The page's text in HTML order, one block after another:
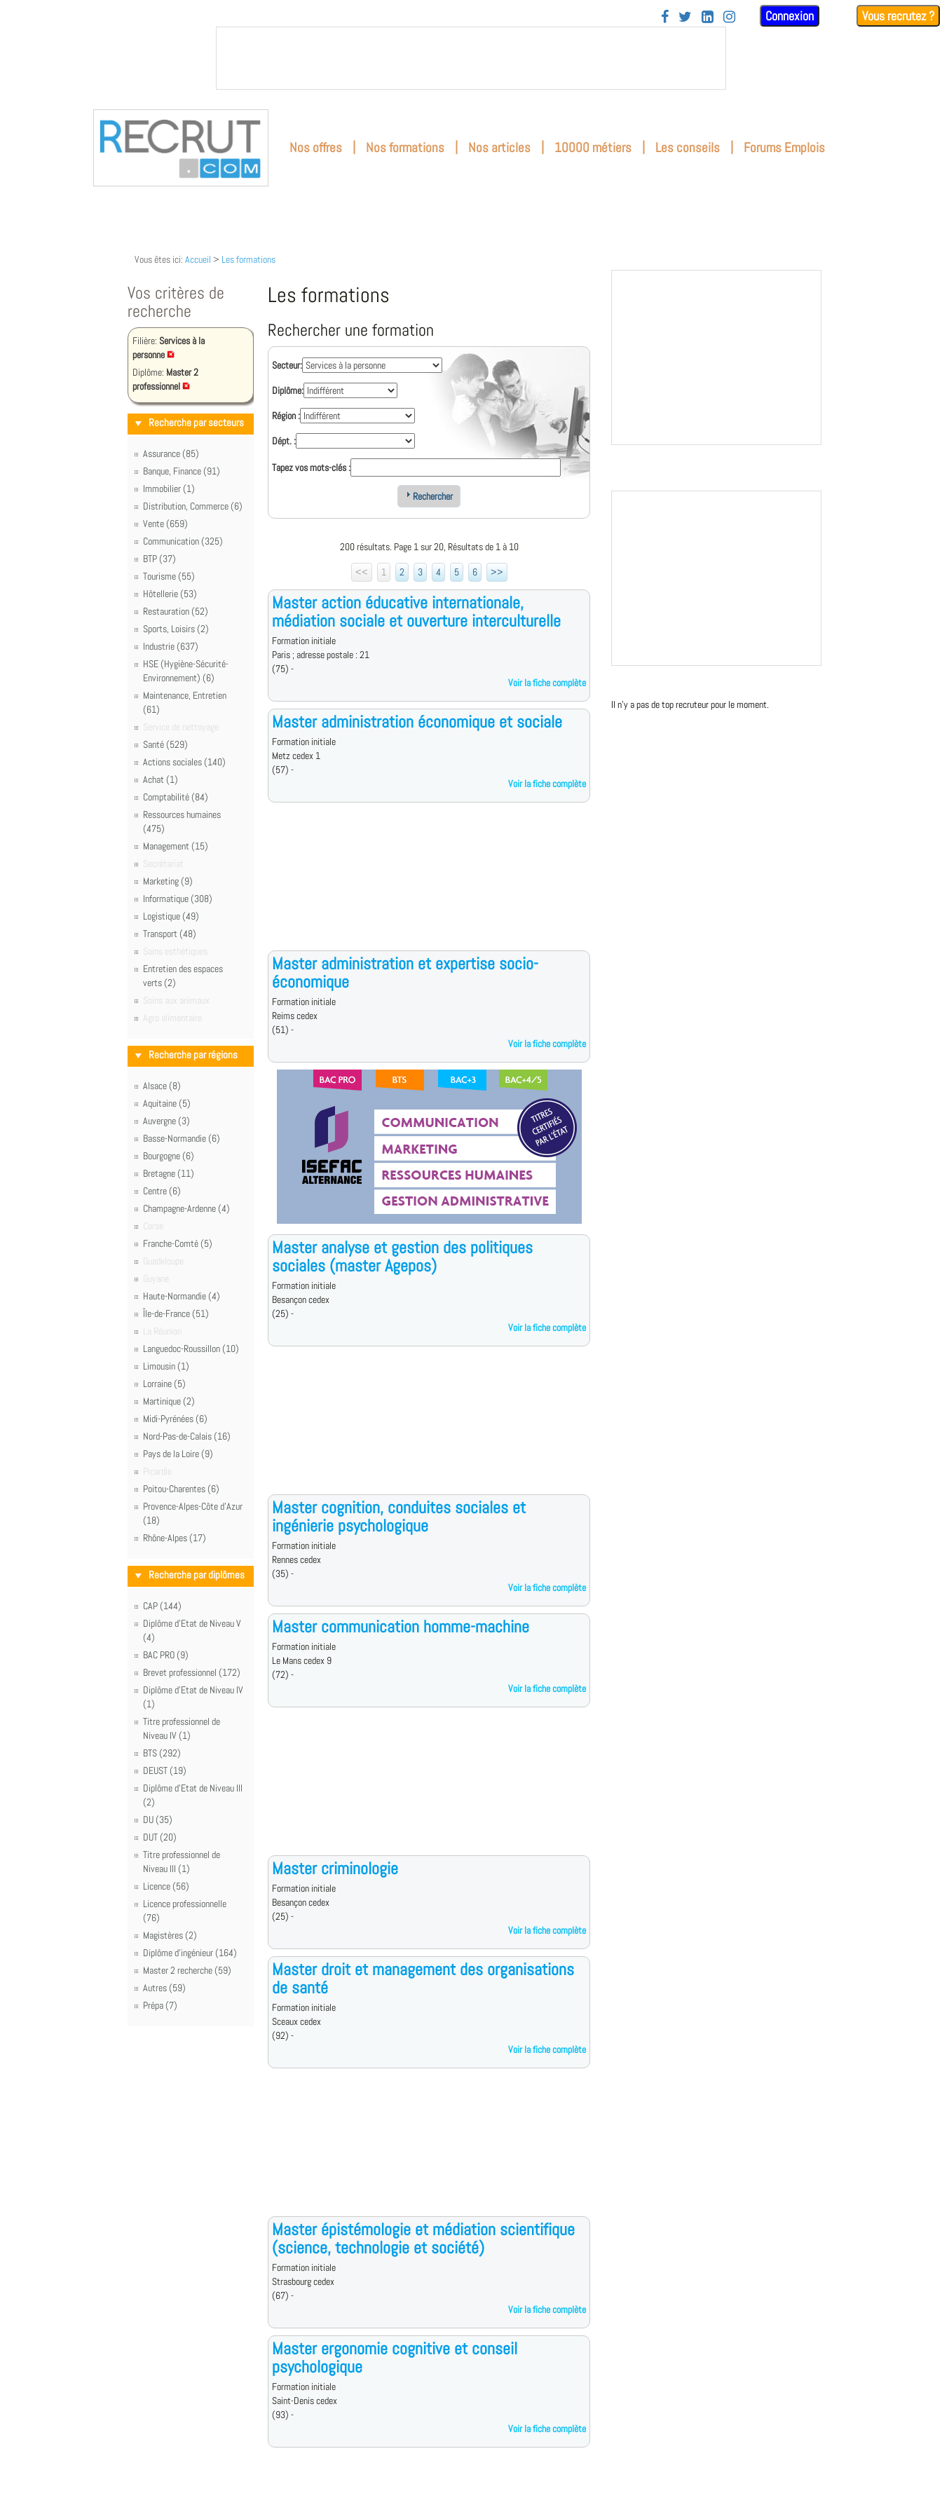
    Connexion Vous recrutez ?
Nos offres | Nos formations | Nos articles | 10000 métiers | Les conseils | Forums Emplois
Vous êtes ici: Accueil > Les formations
Vos critères de
recherche
Filière: Services à la
personne
Diplôme: Master 2
professionnel
Recherche par secteurs
Assurance (85)
Banque, Finance (91)
Immobilier (1)
Distribution, Commerce (6)
Vente (659)
Communication (325)
BTP (37)
Tourisme (55)
Hôtellerie (53)
Restauration (52)
Sports, Loisirs (2)
Industrie (637)
HSE (Hygiène-Sécurité-
Environnement) (6)
Maintenance, Entretien
(61)
Service de nettoyage
Santé (529)
Actions sociales (140)
Achat (1)
Comptabilité (84)
Ressources humaines
(475)
Management (15)
Secrétariat
Marketing (9)
Informatique (308)
Logistique (49)
Transport (48)
Soins esthétiques
Entretien des espaces
verts (2)
Soins aux animaux
Agro alimentaire
Recherche par régions
Alsace (8)
Aquitaine (5)
Auvergne (3)
Basse-Normandie (6)
Bourgogne (6)
Bretagne (11)
Centre (6)
Champagne-Ardenne (4)
Corse
Franche-Comté (5)
Guadeloupe
Guyane
Haute-Normandie (4)
Île-de-France (51)
La Réunion
Languedoc-Roussillon (10)
Limousin (1)
Lorraine (5)
Martinique (2)
Midi-Pyrénées (6)
Nord-Pas-de-Calais (16)
Pays de la Loire (9)
Picardie
Poitou-Charentes (6)
Provence-Alpes-Côte d'Azur
(18)
Rhône-Alpes (17)
Recherche par diplômes
CAP (144)
Diplôme d'Etat de Niveau V
(4)
BAC PRO (9)
Brevet professionnel (172)
Diplôme d'Etat de Niveau IV
(1)
Titre professionnel de
Niveau IV (1)
BTS (292)
DEUST (19)
Diplôme d'Etat de Niveau III
(2)
DU (35)
DUT (20)
Titre professionnel de
Niveau III (1)
Licence (56)
Licence professionnelle
(76)
Magistères (2)
Diplôme d'ingénieur (164)
Master 2 recherche (59)
Autres (59)
Prépa (7)
Les formations
Rechercher une formation
Secteur:
Diplôme:
Région :
Dépt. :
Tapez vos mots-clés :
Rechercher
200 résultats. Page 1 sur 20, Résultats de 1 à 10
<<
1 2 3 4 5 6 >>
Master action éducative internationale,
médiation sociale et ouverture interculturelle
Formation initiale
Paris ; adresse postale : 21
(75) -
Voir la fiche complète
Master administration économique et sociale
Formation initiale
Metz cedex 1
(57) -
Voir la fiche complète
Master administration et expertise socio-
économique
Formation initiale
Reims cedex
(51) -
Voir la fiche complète
Master analyse et gestion des politiques
sociales (master Agepos)
Formation initiale
Besançon cedex
(25) -
Voir la fiche complète
Master cognition, conduites sociales et
ingénierie psychologique
Formation initiale
Rennes cedex
(35) -
Voir la fiche complète
Master communication homme-machine
Formation initiale
Le Mans cedex 9
(72) -
Voir la fiche complète
Master criminologie
Formation initiale
Besançon cedex
(25) -
Voir la fiche complète
Master droit et management des organisations
de santé
Formation initiale
Sceaux cedex
(92) -
Voir la fiche complète
Master épistémologie et médiation scientifique
(science, technologie et société)
Formation initiale
Strasbourg cedex
(67) -
Voir la fiche complète
Master ergonomie cognitive et conseil
psychologique
Formation initiale
Saint-Denis cedex
(93) -
Voir la fiche complète
Il n'y a pas de top recruteur pour le moment.